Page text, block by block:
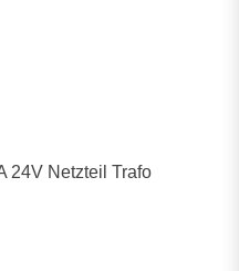
24V Netzteil Trafo